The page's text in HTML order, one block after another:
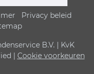
Privacy beleid
B.V. | KvK
| Cookie voorkeuren